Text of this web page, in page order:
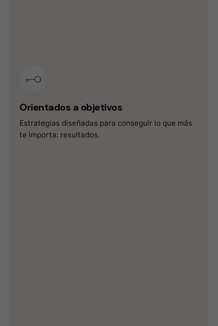
Orientados a objetivos
Estrategias diseñadas para conseguir lo que más
te importa: resultados.